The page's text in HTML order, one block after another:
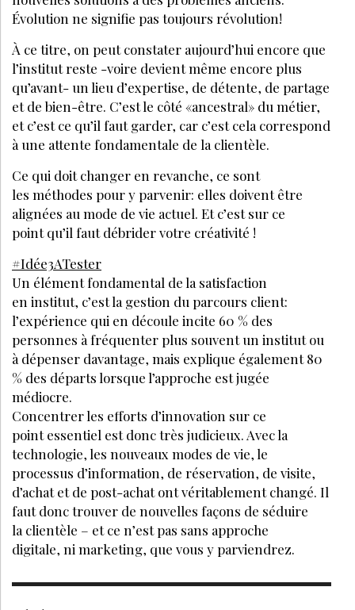
GESTION TOUS LES PODCAST
Comment augmenter son CA de 20 %
grâce à sa carte de soins ?